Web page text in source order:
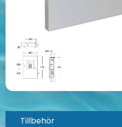
Tillbehör